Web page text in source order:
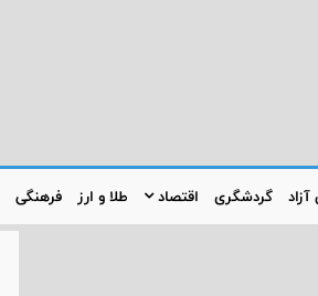
گردشگری اقتصاد طلا و ارز فرهنگی